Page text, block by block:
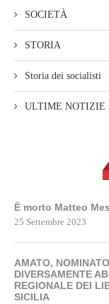
SOCIETÀ
STORIA
Storia dei socialisti
ULTIME NOTIZIE
È morto Matteo
25 Settembre 2023
AMATO,
DIVERSAMENTE
REGIONALE DEI
SICILIA